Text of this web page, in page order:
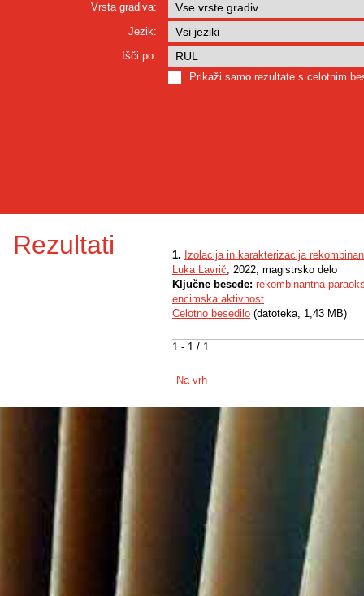
Vrsta gradiva:
Jezik:
Išči po:
Prikaži samo rezultate s celotnim
Rezultati
1 - 1 / 1
1. Izolacija in karakterizacija
Luka Lavrič, 2022, magistrsko delo
Ključne besede: rekombinantna
encimska aktivnost
Celotno besedilo (datoteka, 1,43 MB)
Na vrh